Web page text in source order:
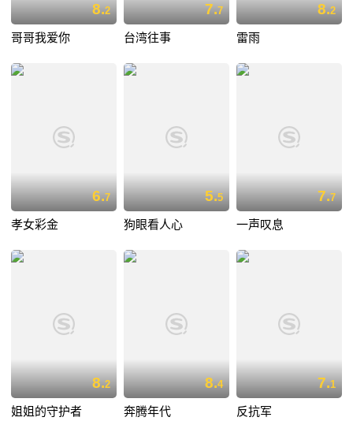
8.2
哥哥我爱你
7.7
台湾往事
8.2
雷雨
6.7
孝女彩金
5.5
狗眼看人心
7.7
一声叹息
8.2
姐姐的守护者
8.4
奔腾年代
7.1
反抗军